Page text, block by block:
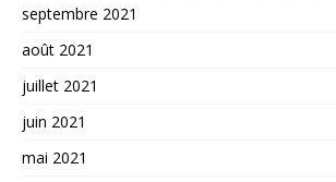
septembre 2021
août 2021
juillet 2021
juin 2021
mai 2021